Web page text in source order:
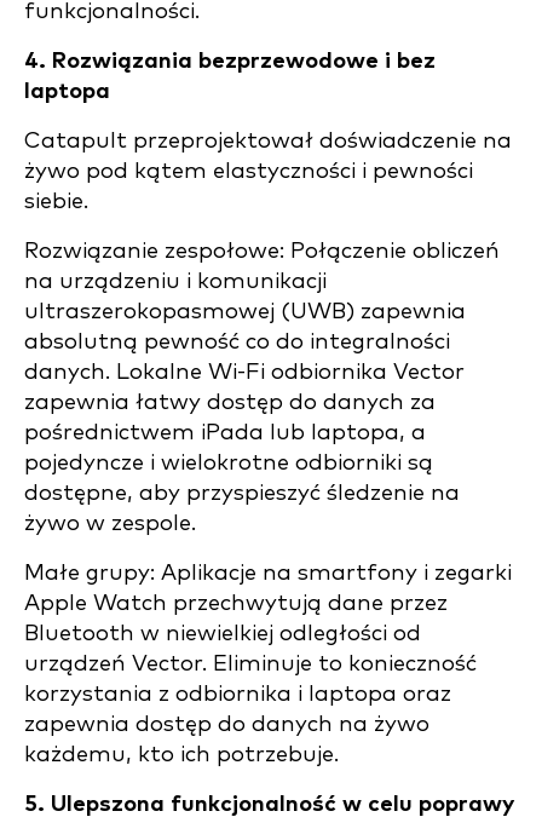
funkcjonalności.
4. Rozwiązania bezprzewodowe i bez
laptopa
Catapult przeprojektował doświadczenie na
żywo pod kątem elastyczności i pewności
siebie.
Rozwiązanie zespołowe: Połączenie obliczeń
na urządzeniu i komunikacji
ultraszerokopasmowej (UWB) zapewnia
absolutną pewność co do integralności
danych. Lokalne Wi-Fi odbiornika Vector
zapewnia łatwy dostęp do danych za
pośrednictwem iPada lub laptopa, a
pojedyncze i wielokrotne odbiorniki są
dostępne, aby przyspieszyć śledzenie na
żywo w zespole.
Małe grupy: Aplikacje na smartfony i zegarki
Apple Watch przechwytują dane przez
Bluetooth w niewielkiej odległości od
urządzeń Vector. Eliminuje to konieczność
korzystania z odbiornika i laptopa oraz
zapewnia dostęp do danych na żywo
każdemu, kto ich potrzebuje.
5. Ulepszona funkcjonalność w celu poprawy